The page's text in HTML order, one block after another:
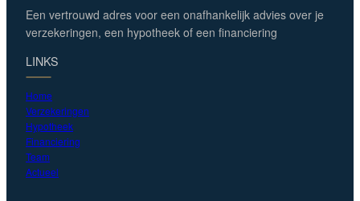
Een vertrouwd adres voor een onafhankelijk advies over je
verzekeringen, een hypotheek of een financiering
LINKS
Home
Verzekeringen
Hypotheek
Financiering
Team
Actueel